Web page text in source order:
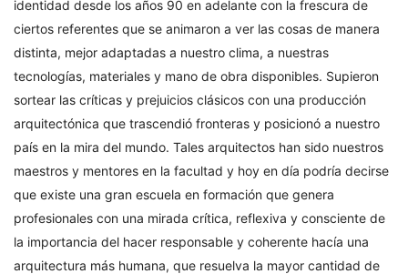
identidad desde los años 90 en adelante con la frescura de
ciertos referentes que se animaron a ver las cosas de manera
distinta, mejor adaptadas a nuestro clima, a nuestras
tecnologías, materiales y mano de obra disponibles. Supieron
sortear las críticas y prejuicios clásicos con una producción
arquitectónica que trascendió fronteras y posicionó a nuestro
país en la mira del mundo. Tales arquitectos han sido nuestros
maestros y mentores en la facultad y hoy en día podría decirse
que existe una gran escuela en formación que genera
profesionales con una mirada crítica, reflexiva y consciente de
la importancia del hacer responsable y coherente hacía una
arquitectura más humana, que resuelva la mayor cantidad de